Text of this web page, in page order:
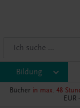
Bildung
Bücher in max. 48
EUR